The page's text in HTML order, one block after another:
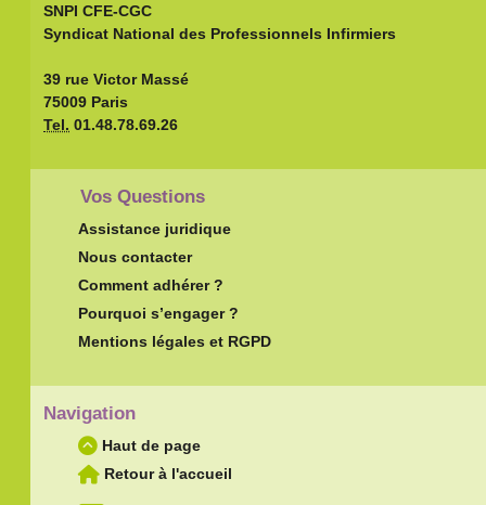
SNPI CFE-CGC
Syndicat National des Professionnels Infirmiers
39 rue Victor Massé
75009 Paris
Tel. 01.48.78.69.26
Vos Questions
Assistance juridique
Nous contacter
Comment adhérer ?
Pourquoi s’engager ?
Mentions légales et RGPD
Navigation
Haut de page
Retour à l'accueil